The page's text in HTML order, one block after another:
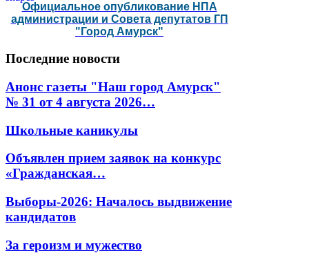
Официальное опубликование НПА
администрации и Совета депутатов ГП
"Город Амурск"
Последние новости
Анонс газеты "Наш город Амурск"
№ 31 от 4 августа 2026…
Школьные каникулы
Объявлен прием заявок на конкурс
«Гражданская…
Выборы-2026: Началось выдвижение
кандидатов
За героизм и мужество